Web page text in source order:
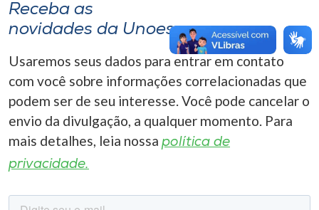
Receba as
novidades da Unoesc
Usaremos seus dados para entrar em contato
com você sobre informações correlacionadas que
podem ser de seu interesse. Você pode cancelar o
envio da divulgação, a qualquer momento. Para
mais detalhes, leia nossa política de
privacidade.